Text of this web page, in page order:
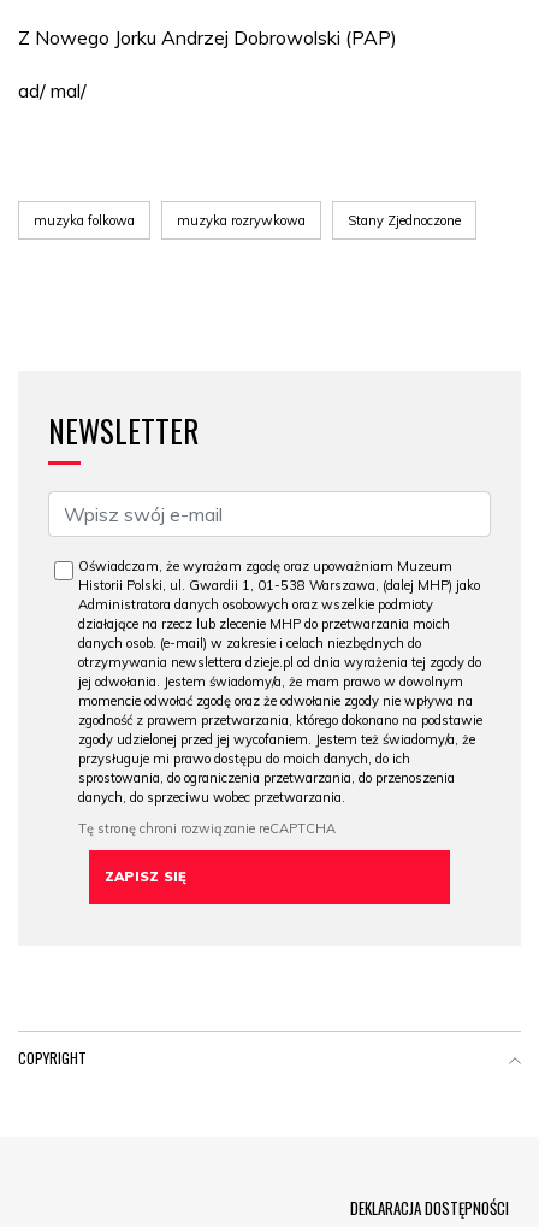
Z Nowego Jorku Andrzej Dobrowolski (PAP)
ad/ mal/
muzyka folkowa muzyka rozrywkowa Stany Zjednoczone
NEWSLETTER
Oświadczam, że wyrażam zgodę oraz upoważniam Muzeum
Historii Polski, ul. Gwardii 1, 01-538 Warszawa, (dalej MHP) jako
Administratora danych osobowych oraz wszelkie podmioty
działające na rzecz lub zlecenie MHP do przetwarzania moich
danych osob. (e-mail) w zakresie i celach niezbędnych do
otrzymywania newslettera dzieje.pl od dnia wyrażenia tej zgody do
jej odwołania. Jestem świadomy/a, że mam prawo w dowolnym
momencie odwołać zgodę oraz że odwołanie zgody nie wpływa na
zgodność z prawem przetwarzania, którego dokonano na podstawie
zgody udzielonej przed jej wycofaniem. Jestem też świadomy/a, że
przysługuje mi prawo dostępu do moich danych, do ich
sprostowania, do ograniczenia przetwarzania, do przenoszenia
danych, do sprzeciwu wobec przetwarzania.
COPYRIGHT
DEKLARACJA DOSTĘPNOŚCI